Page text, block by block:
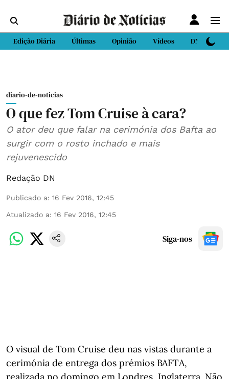
Edição Diária Últimas Opinião Vídeos DN Sport
diario-de-noticias
O que fez Tom Cruise à cara?
O ator deu que falar na cerimónia dos Bafta ao
surgir com o rosto inchado e mais
rejuvenescido
Redação DN
Publicado a: 16 Fev 2016, 12:45
Atualizado a: 16 Fev 2016, 12:45
Siga-nos
O visual de Tom Cruise deu nas vistas durante a
cerimónia de entrega dos prémios BAFTA,